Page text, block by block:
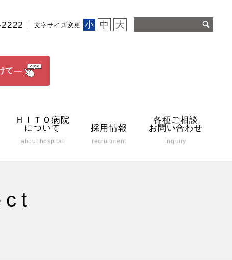
文字サイズ変更 小 中 大
て―
ＨＩＴＯ病院
について
about hospital
採用情報
recruitment
各種ご相談
お問い合わせ
inquiry